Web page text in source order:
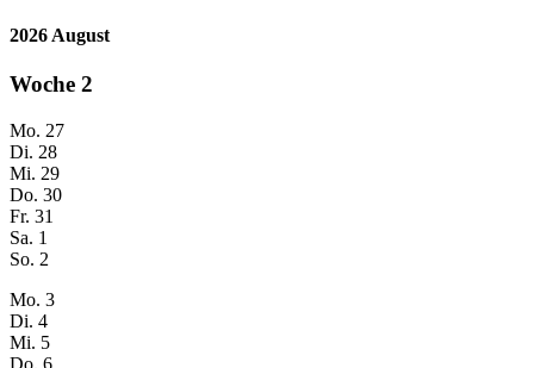
2026 August
Woche 2
Mo. 27
Di. 28
Mi. 29
Do. 30
Fr. 31
Sa. 1
So. 2
Mo. 3
Di. 4
Mi. 5
Do. 6